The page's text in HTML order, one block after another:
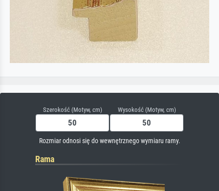
Szerokość (Motyw, cm) Wysokość (Motyw, cm)
Rozmiar odnosi się do wewnętrznego wymiaru ramy.
Rama